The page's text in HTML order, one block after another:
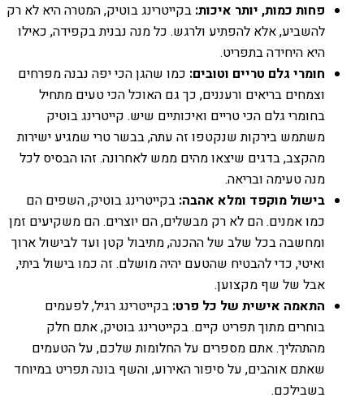
פחות כמות, יותר איכות: בקייטרינג בוטיק, המטרה היא לא רק
להשביע, אלא להפתיע ולרגש. כל מנה נבנית בקפידה, כאילו
היא היחידה בתפריט.
חומרי גלם טריים וטובים: כמו שהגן הכי יפה נבנה מפרחים
וצמחים בריאים ורעננים, כך גם האוכל הכי טעים מתחיל
בחומרי גלם הכי טריים ואיכותיים שיש. קייטרינג בוטיק
משתמש בירקות שנקטפו זה עתה, בבשר טרי שמגיע ישירות
מהקצב, בדגים שיצאו מהים ממש לאחרונה. זהו הבסיס לכל
מנה טעימה ובריאה.
בישול מוקפד ומלא אהבה: בקייטרינג בוטיק, השפים הם
כמו אמנים. הם לא רק מבשלים, הם יוצרים. הם משקיעים זמן
ומחשבה בכל שלב של ההכנה, מתיבול קטן ועד לבישול ארוך
ואיטי, כדי להבטיח שהטעם יהיה מושלם. זה כמו בישול ביתי,
אבל של שף מקצוען.
התאמה אישית של כל פרט: בקייטרינג רגיל, לפעמים
בוחרים מתוך תפריט קיים. בקייטרינג בוטיק, אתם חלק
מהתהליך. אתם מספרים על החלומות שלכם, על הטעמים
שאתם אוהבים, על סיפור האירוע, והשף בונה תפריט במיוחד
בשבילכם.